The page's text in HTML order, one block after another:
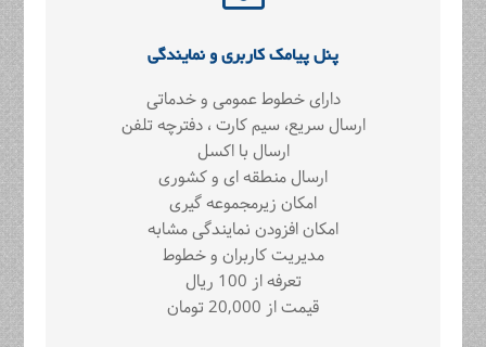
پنل پیامک کاربری و نمایندگی
دارای خطوط عمومی و خدماتی
ارسال سریع، سیم کارت ، دفترچه تلفن
ارسال با اکسل
ارسال منطقه ای و کشوری
امکان زیرمجموعه گیری
امکان افزودن نمایندگی مشابه
مدیریت کاربران و خطوط
تعرفه از 100 ریال
قیمت از 20,000 تومان